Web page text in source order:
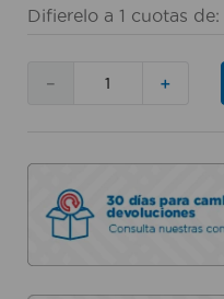
Difierelo a 1 cuotas de:
＋
－